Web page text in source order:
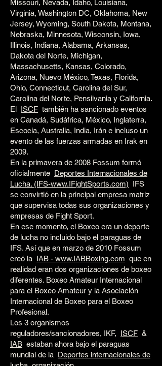
Missouri, Nevada, Idaho, Louisiana,
Virginia, Washington DC, Oklahoma, New
Jersey, Wyoming, South Dakota, Montana,
Nebraska, Minnesota, Wisconsin, Iowa,
Illinois, Indiana, Alabama, Arkansas,
Dakota del Norte, Michigan,
Massachusetts, Kansas, Colorado,
Arizona, Nuevo México, Texas, Florida,
Ohio, Connecticut, Carolina del Sur,
Carolina del Norte, Pensilvania y California.
El ISCF también ha sancionado eventos
en Canadá, Sudáfrica, México, Inglaterra,
Escocia, Australia, India, Irán e incluso un
evento de las fuerzas armadas en Irak en
2009.
En la primavera de 2008 Fossum formó
oficialmente Deportes Internacionales de
Lucha. (IFS-www.IFightSports.com) IFS
se convirtió en la principal empresa matriz
que supervisa todas sus organizaciones y
empresas de Fight Sport.
En ese momento, el Boxeo era un deporte
de lucha no incluido bajo el paraguas de
IFS. Así que en marzo de 2010 Fossum
creó la IAB - www.IABBoxing.com que en
realidad eran dos organizaciones de boxeo
diferentes. Boxeo Amateur Internacional
para el Boxeo Amateur y la Asociación
Internacional de Boxeo para el Boxeo
Profesional.
Los 3 organismos
reguladores/sancionadores, IKF, ISCF &
IAB estaban ahora bajo el paraguas
mundial de la Deportes internacionales de